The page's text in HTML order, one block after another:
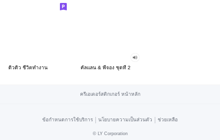
ดิวดิว ชีวิตทำงาน คัลแลน & พี่จอง ชุดที่ 2
ครีเอเตอร์สติกเกอร์ หน้าหลัก
ข้อกำหนดการใช้บริการ | นโยบายความเป็นส่วนตัว | ช่วยเหลือ
© LY Corporation